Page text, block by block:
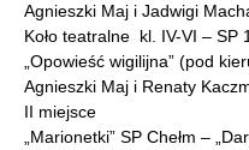
Agnieszki Maj i Jadwigi
Koło teatralne kl. IV-VI – SP
„Opowieść wigilijna” (pod
Agnieszki Maj i Renaty
II miejsce
„Marionetki” SP Chełm –